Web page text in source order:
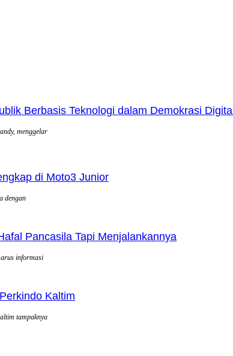
Berbasis Teknologi dalam Demokrasi Digital
menggelar
di Moto3 Junior
dengan
Pancasila Tapi Menjalankannya
arus informasi
Kaltim
tampaknya